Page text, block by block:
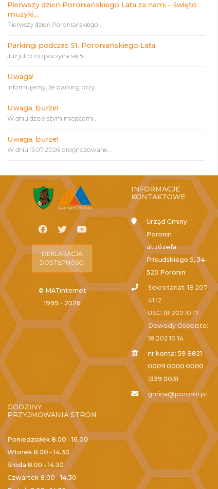
Pierwszy dzień Poroniańskiego Lata za nami – święto
muzyki,...
Pierwszy dzień Poroniańskiego...
Parkingi podczas 51. Poroniańskiego Lata
Już jutro rozpoczyna się 51....
Uwaga!
Informujemy, że parking przy...
Uwaga, burze!
W dniu dzisiejszym miejscami...
Uwaga, burze!
W dniu 15.07.2026 prognozowane...
DEKLARACJA
DOSTĘPNOŚCI
© MATinternet
1999 - 2026
INFORMACJE
KONTAKTOWE
Urząd Gminy
Poronin
ul. Józefa
Piłsudskiego 5, 34-
520 Poronin
Sekretariat: 18 207
41 12
USC: 18 202 10 17
Dowody Osobiste:
18 202 10 14
nr konta: 59 8821
0009 0000 0000
1339 0031
gmina@poronin.pl
GODZINY
PRZYJMOWANIA STRON
Poniedziałek 8.00 - 16.00
Wtorek 8.00 - 14.30
Środa 8.00 - 14.30
Czwartek8.00 - 14.30